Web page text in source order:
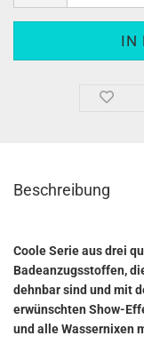
Beschreibung
Coole Serie aus drei
Badeanzugsstoffen,
dehnbar sind und mit
erwünschten Show-
und alle Wassernixen